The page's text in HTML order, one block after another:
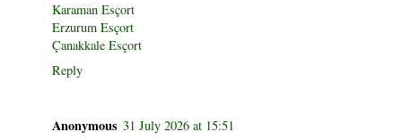
Karaman Esçort
Erzurum Esçort
Çanakkale Esçort
Reply
Anonymous 31 July 2026 at 15:51